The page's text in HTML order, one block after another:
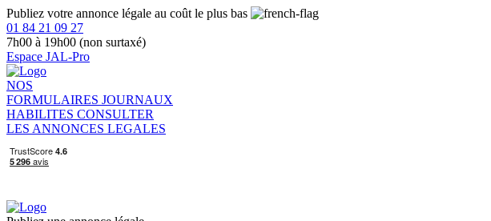
Publiez votre annonce légale au coût le plus bas
01 84 21 09 27
7h00 à 19h00 (non surtaxé)
Espace JAL-Pro
NOS
FORMULAIRES JOURNAUX
HABILITES CONSULTER
LES ANNONCES LEGALES